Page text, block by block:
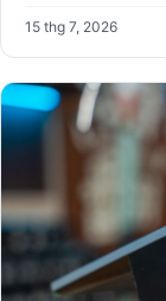
15 thg 7, 2026